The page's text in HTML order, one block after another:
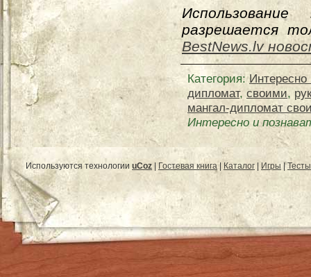
разрешается
BestNews.lv
Категория:Интересно
дипломат, своими,
мангал-дипломат
Интересно и
Используются технологии uCoz Гостевая книга| Каталог Игры |Тесты